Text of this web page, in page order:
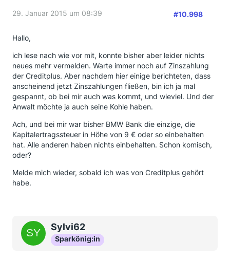
29. Januar 2015 um 08:39 #10.998
Hallo,
ich lese nach wie vor mit, konnte bisher aber leider nichts
neues mehr vermelden. Warte immer noch auf Zinszahlung
der Creditplus. Aber nachdem hier einige berichteten, dass
anscheinend jetzt Zinszahlungen fließen, bin ich ja mal
gespannt, ob bei mir auch was kommt, und wieviel. Und der
Anwalt möchte ja auch seine Kohle haben.
Ach, und bei mir war bisher BMW Bank die einzige, die
Kapitalertragssteuer in Höhe von 9 € oder so einbehalten
hat. Alle anderen haben nichts einbehalten. Schon komisch,
oder?
Melde mich wieder, sobald ich was von Creditplus gehört
habe.
Sylvi62
Sparkönig:in